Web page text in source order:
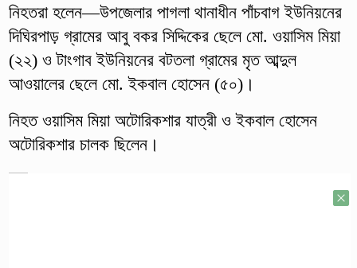
নিহতরা হলেন—উপজেলার পাগলা থানাধীন পাঁচবাগ ইউনিয়নের
দিঘিরপাড় গ্রামের আবু বকর সিদ্দিকের ছেলে মো. ওয়াসিম মিয়া
(২২) ও টাংগাব ইউনিয়নের বটতলা গ্রামের মৃত আব্দুল
আওয়ালের ছেলে মো. ইকবাল হোসেন (৫০)।
নিহত ওয়াসিম মিয়া অটোরিকশার যাত্রী ও ইকবাল হোসেন
অটোরিকশার চালক ছিলেন।